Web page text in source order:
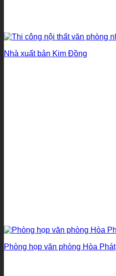
Nhà xuất bản Kim Đồng
Phòng họp văn phòng Hòa Phát